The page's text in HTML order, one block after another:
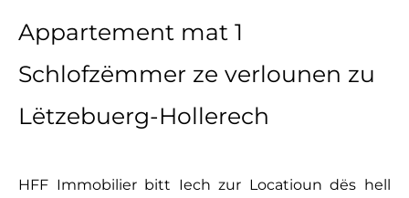
Appartement mat 1
Schlofzëmmer ze verlounen zu
Lëtzebuerg-Hollerech
HFF Immobilier bitt Iech zur Locatioun dës hell